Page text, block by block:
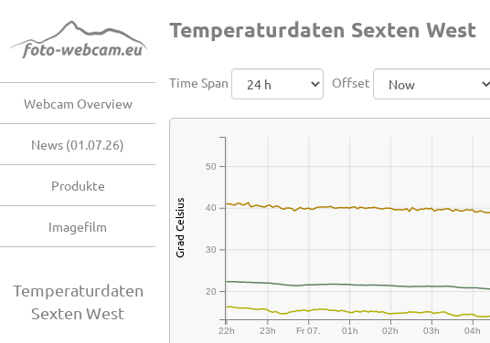
Webcam Overview
News (01.07.26)
Produkte
Imagefilm
Temperaturdaten
Sexten West
Temperaturdaten Sexten West
Time Span Offset
22h 23h Fr 07. 01h 02h 03h 04h
20
30
40
50
Grad Celsius